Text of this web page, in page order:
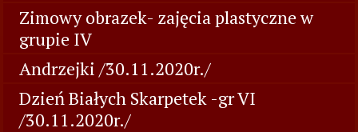
Zimowy obrazek- zajęcia plastyczne w
grupie IV
Andrzejki /30.11.2020r./
Dzień Białych Skarpetek -gr VI
/30.11.2020r./